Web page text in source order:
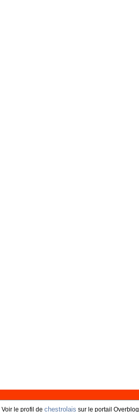
Voir le profil de chestrolais sur le portail Overblog